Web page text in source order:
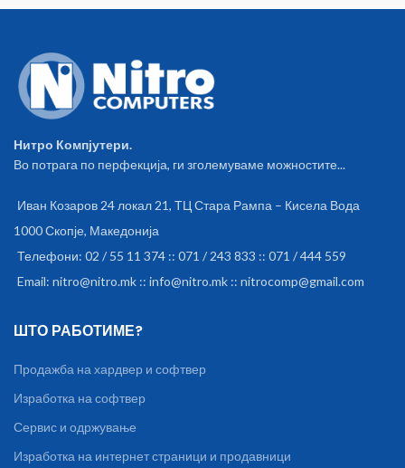
Нитро Компјутери.
Во потрага по перфекција, ги зголемуваме можностите...
Иван Козаров 24 локал 21, ТЦ Стара Рампа – Кисела Вода
1000 Скопје, Македонија
Телефони: 02 / 55 11 374 :: 071 / 243 833 :: 071 / 444 559
Email: nitro@nitro.mk :: info@nitro.mk :: nitrocomp@gmail.com
ШТО РАБОТИМЕ?
Продажба на хардвер и софтвер
Изработка на софтвер
Сервис и одржување
Изработка на интернет страници и продавници